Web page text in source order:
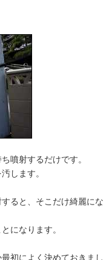
噴射するだけです。
します。
ると、そこだけ綺麗にな
になります。
初によく決めておきまし